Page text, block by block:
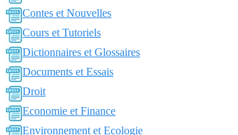
Contes et Nouvelles
Cours et Tutoriels
Dictionnaires et Glossaires
Documents et Essais
Droit
Economie et Finance
Environnement et Ecologie